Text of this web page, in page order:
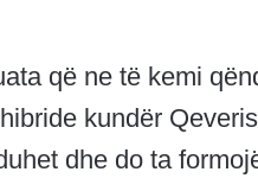
që ne të kemi
kundër
dhe do ta